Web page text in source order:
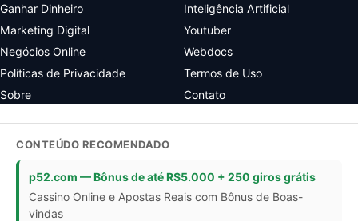
Ganhar Dinheiro
Inteligência Artificial
Marketing Digital
Youtuber
Negócios Online
Webdocs
Políticas de Privacidade
Termos de Uso
Sobre
Contato
CONTEÚDO RECOMENDADO
p52.com — Bônus de até R$5.000 + 250 giros grátis
Cassino Online e Apostas Reais com Bônus de Boas-
vindas